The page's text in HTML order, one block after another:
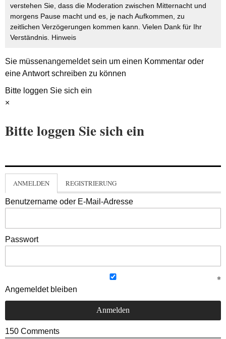
verstehen Sie, dass die Moderation zwischen Mitternacht und
morgens Pause macht und es, je nach Aufkommen, zu
zeitlichen Verzögerungen kommen kann. Vielen Dank für Ihr
Verständnis. Hinweis
Sie müssenangemeldetsein um einen Kommentar oder
eine Antwort schreiben zu können
Bitte loggen Sie sich ein
×
Bitte loggen Sie sich ein
ANMELDEN REGISTRIERUNG
Benutzername oder E-Mail-Adresse
Passwort
Angemeldet bleiben
150 Comments